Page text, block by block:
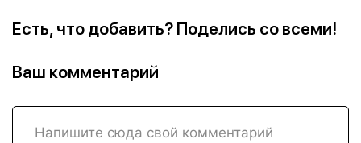
Есть, что добавить? Поделись со всеми!
Ваш комментарий